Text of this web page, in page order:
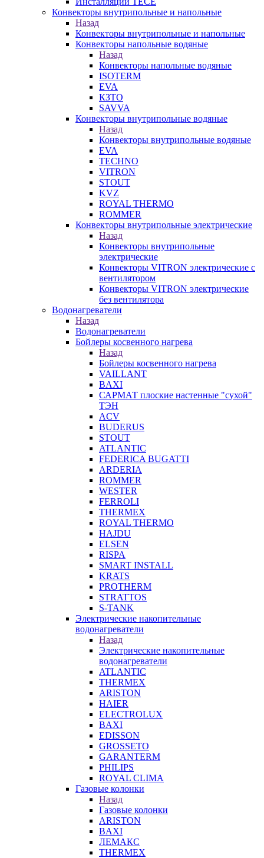
Конвекторы внутрипольные и напольные
Назад
Конвекторы внутрипольные и напольные
Конвекторы напольные водяные
Назад
Конвекторы напольные водяные
ISOTERM
EVA
КЗТО
SAVVA
Конвекторы внутрипольные водяные
Назад
Конвекторы внутрипольные водяные
EVA
TECHNO
VITRON
STOUT
KVZ
ROYAL THERMO
ROMMER
Конвекторы внутрипольные электрические
Назад
Конвекторы внутрипольные
электрические
Конвекторы VITRON электрические с
вентилятором
Конвекторы VITRON электрические
без вентилятора
Водонагреватели
Назад
Водонагреватели
Бойлеры косвенного нагрева
Назад
Бойлеры косвенного нагрева
VAILLANT
BAXI
САРМАТ плоские настенные "сухой"
ТЭН
ACV
BUDERUS
STOUT
ATLANTIC
FEDERICA BUGATTI
ARDERIA
ROMMER
WESTER
FERROLI
THERMEX
ROYAL THERMO
HAJDU
ELSEN
RISPA
SMART INSTALL
KRATS
PROTHERM
STRATTOS
S-TANK
Электрические накопительные
водонагреватели
Назад
Электрические накопительные
водонагреватели
ATLANTIC
THERMEX
ARISTON
HAIER
ELECTROLUX
BAXI
EDISSON
GROSSETO
GARANTERM
PHILIPS
ROYAL CLIMA
Газовые колонки
Назад
Газовые колонки
ARISTON
BAXI
ЛЕМАКС
THERMEX